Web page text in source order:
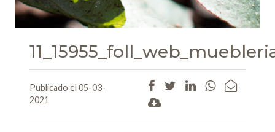
Publicado el 05-03-
2021